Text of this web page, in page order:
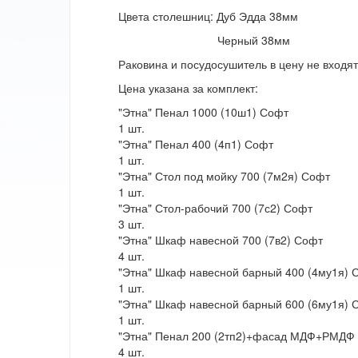
Цвета столешниц: Дуб Эдда 38мм
Черный 38мм
Раковина и посудосушитель в цену не
Цена указана за комплект:
"Этна" Пенал 1000 (10ш1) Софт
1 шт.
"Этна" Пенал 400 (4п1) Софт
1 шт.
"Этна" Стол под мойку 700 (7м2я) Софт
1 шт.
"Этна" Стол-рабочий 700 (7с2) Софт
3 шт.
"Этна" Шкаф навесной 700 (7в2) Софт
4 шт.
"Этна" Шкаф навесной барный 400 (4му1я)
1 шт.
"Этна" Шкаф навесной барный 600 (6му1я)
1 шт.
"Этна" Пенал 200 (2тп2)+фасад МДФ+РМДФ
4 шт.